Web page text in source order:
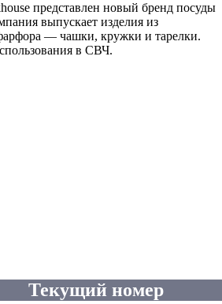
представлен новый бренд посуды
выпускает изделия из
— чашки, кружки и тарелки.
в СВЧ.
Текущий номер